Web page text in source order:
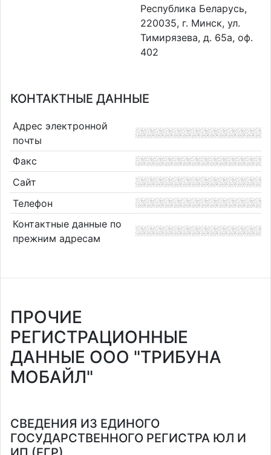
Республика Беларусь,
220035, г. Минск, ул.
Тимирязева, д. 65а, оф.
402
КОНТАКТНЫЕ ДАННЫЕ
Адрес электронной
почты
Факс
Сайт
Телефон
Контактные данные по
прежним адресам
ПРОЧИЕ
РЕГИСТРАЦИОННЫЕ
ДАННЫЕ ООО "ТРИБУНА
МОБАЙЛ"
СВЕДЕНИЯ ИЗ ЕДИНОГО
ГОСУДАРСТВЕННОГО РЕГИСТРА ЮЛ И